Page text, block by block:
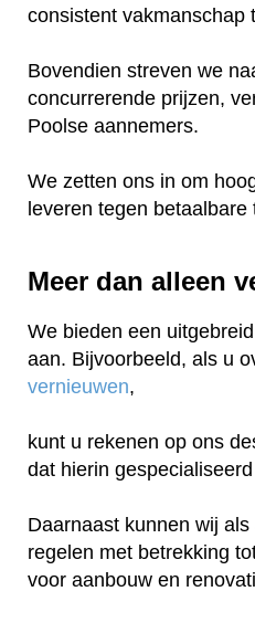
consistent vakmanschap
Bovendien streven we
concurrerende prijzen,
Poolse aannemers.
We zetten ons in om
leveren tegen betaalbare
Meer dan alleen
We bieden een
aan. Bijvoorbeeld, als u
vernieuwen,
kunt u rekenen op ons
dat hierin
Daarnaast kunnen wij
regelen met betrekking
voor aanbouw en